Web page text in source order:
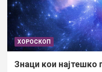
ХОРОСКОП
Знаци кои најтешко